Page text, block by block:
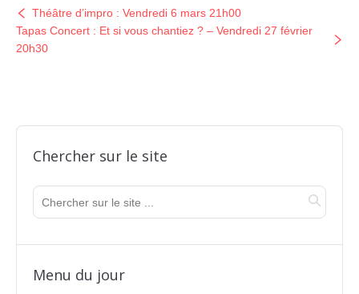
Théâtre d’impro : Vendredi 6 mars 21h00
Tapas Concert : Et si vous chantiez ? – Vendredi 27 février
20h30
Chercher sur le site
Menu du jour